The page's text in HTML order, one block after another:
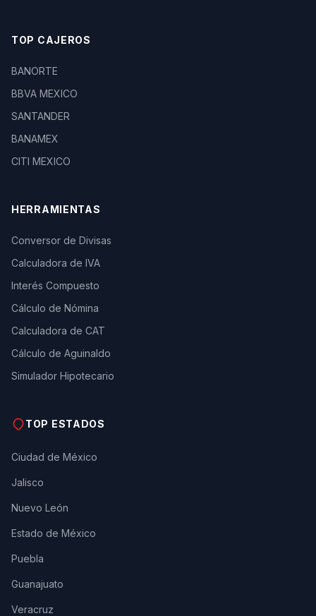
TOP CAJEROS
BANORTE
BBVA MEXICO
SANTANDER
BANAMEX
CITI MEXICO
HERRAMIENTAS
Conversor de Divisas
Calculadora de IVA
Interés Compuesto
Cálculo de Nómina
Calculadora de CAT
Cálculo de Aguinaldo
Simulador Hipotecario
TOP ESTADOS
Ciudad de México
Jalisco
Nuevo León
Estado de México
Puebla
Guanajuato
Veracruz